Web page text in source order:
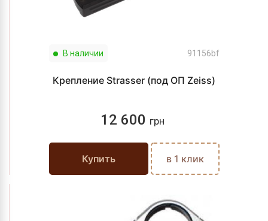
В наличии 91156bf
Крепление Strasser (под ОП Zeiss)
12 600 грн
Купить в 1 клик